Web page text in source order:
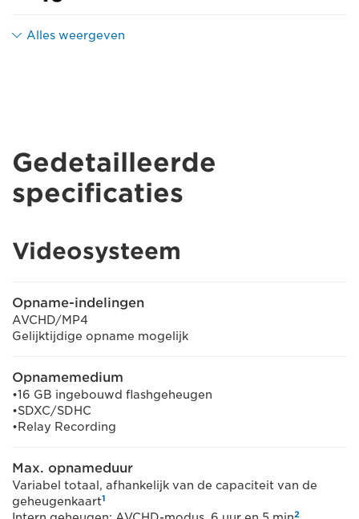
Alles weergeven
Gedetailleerde
specificaties
Videosysteem
Opname-indelingen
AVCHD/MP4
Gelijktijdige opname mogelijk
Opnamemedium
•16 GB ingebouwd flashgeheugen
•SDXC/SDHC
•Relay Recording
Max. opnameduur
Variabel totaal, afhankelijk van de capaciteit van de
geheugenkaart1
2